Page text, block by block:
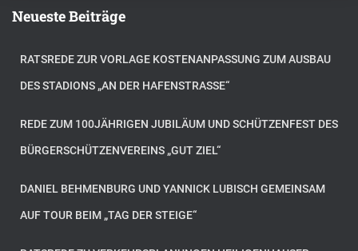
Neueste Beiträge
RATSREDE ZUR VORLAGE KOSTENANPASSUNG ZUM AUSBAU
DES STADIONS „AN DER HAFENSTRASSE“
REDE ZUM 100JÄHRIGEN JUBILÄUM UND SCHÜTZENFEST DES
BÜRGERSCHÜTZENVEREINS „GUT ZIEL“
DANIEL BEHMENBURG UND YANNICK LUBISCH GEMEINSAM
AUF TOUR BEIM „TAG DER STEIGE“